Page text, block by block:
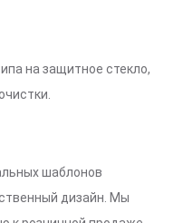
на защитное стекло,
шаблонов
дизайн. Мы